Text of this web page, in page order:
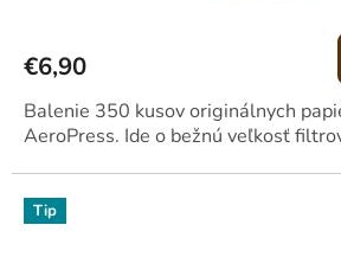
produktu
5,0
z
hviezdičiek.
€6,90
Balenie 350 kusov originálnych
AeroPress. Ide o bežnú veľkosť
Tip